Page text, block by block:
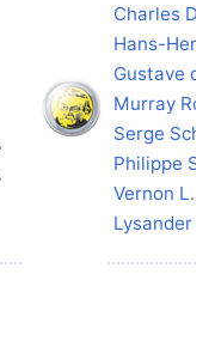
Charles
Hans-
Gustave
Murray
Serge
Philippe
Vernon L.
Lysander